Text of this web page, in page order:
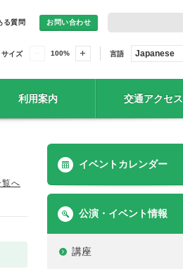
る質問 お問い合わせ
サイズ 100% 言語 Japanese
利用案内 交通アクセス
へ
イベントカレンダー
公演・イベント情報
講座